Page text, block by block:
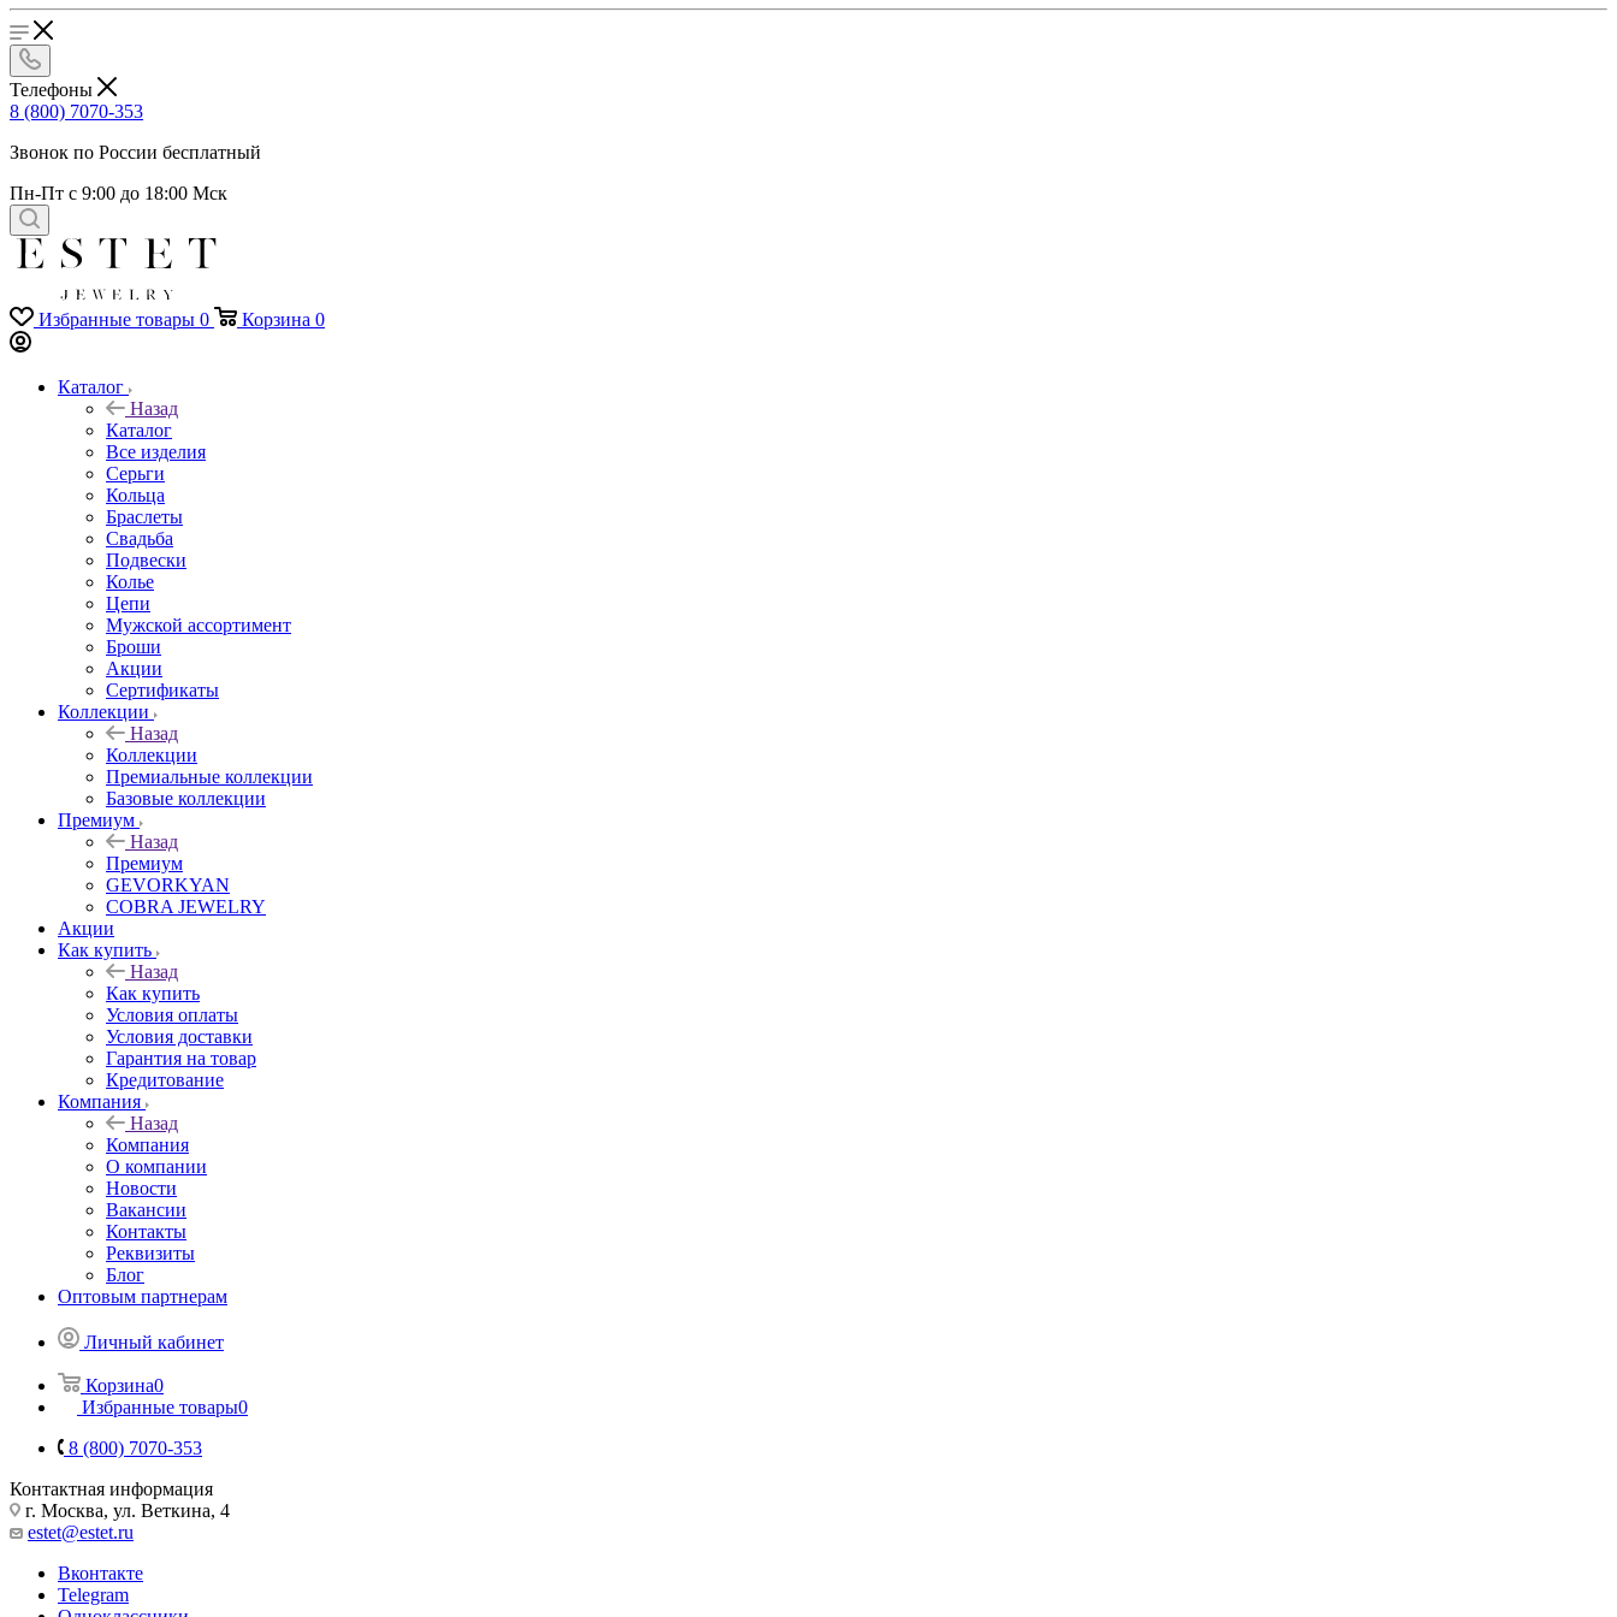
Телефоны
8 (800) 7070-353
Звонок по России бесплатный
Пн-Пт с 9:00 до 18:00 Мск
Избранные товары 0 Корзина 0
Каталог
Назад
Каталог
Все изделия
Серьги
Кольца
Браслеты
Свадьба
Подвески
Колье
Цепи
Мужской ассортимент
Броши
Акции
Сертификаты
Коллекции
Назад
Коллекции
Премиальные коллекции
Базовые коллекции
Премиум
Назад
Премиум
GEVORKYAN
COBRA JEWELRY
Акции
Как купить
Назад
Как купить
Условия оплаты
Условия доставки
Гарантия на товар
Кредитование
Компания
Назад
Компания
О компании
Новости
Вакансии
Контакты
Реквизиты
Блог
Оптовым партнерам
Личный кабинет
Корзина0
Избранные товары0
8 (800) 7070-353
Контактная информация
г. Москва, ул. Веткина, 4
estet@estet.ru
Вконтакте
Telegram